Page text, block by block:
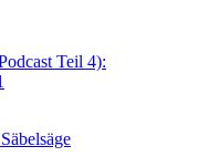
Teil 4):